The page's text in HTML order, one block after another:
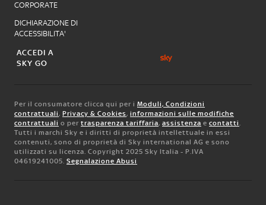
CORPORATE
DICHIARAZIONE DI
ACCESSIBILITA'
ACCEDI A
SKY GO
Per il consumatore clicca qui per i Moduli, Condizioni
contrattuali, Privacy & Cookies, informazioni sulle modifiche
contrattuali o per trasparenza tariffaria, assistenza e contatti.
Tutti i marchi Sky e i diritti di proprietà intellettuale in essi
contenuti, sono di proprietà di Sky international AG e sono
utilizzati su licenza. Copyright 2025 Sky Italia - P.IVA
04619241005. Segnalazione Abusi